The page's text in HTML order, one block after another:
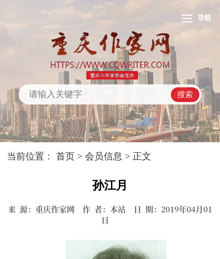
导航
搜索
当前位置：首页 >会员信息 > 正文
孙江月
来 源：重庆作家网 作 者：本站 日 期：2019年04月01
日